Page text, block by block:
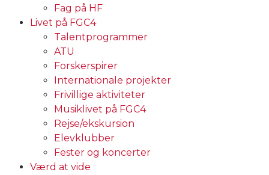
Fag på HF
Livet på FGC4
Talentprogrammer
ATU
Forskerspirer
Internationale projekter
Frivillige aktiviteter
Musiklivet på FGC4
Rejse/ekskursion
Elevklubber
Fester og koncerter
Værd at vide